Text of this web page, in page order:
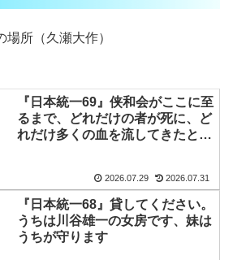
所（久瀬大作）
『日本統一69』侠和会がここに至
るまで、どれだけの者が死に、ど
れだけ多くの血を流してきたと思
2026.07.29 2026.07.31
『日本統一68』貸してください。
うちは川谷雄一の女房です、妹は
うちが守ります